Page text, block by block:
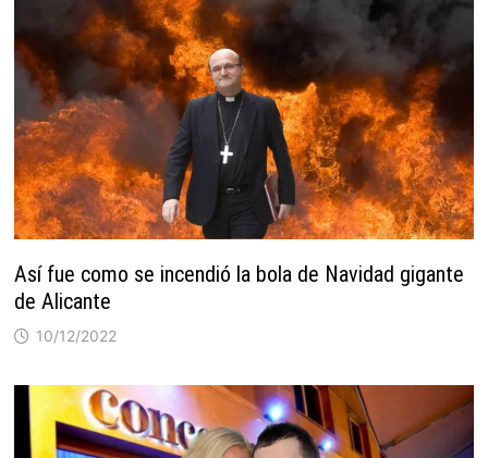
Así fue como se incendió la bola de Navidad gigante
de Alicante
10/12/2022